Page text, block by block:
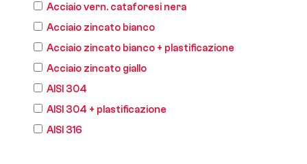
Acciaio vern. cataforesi nera
Acciaio zincato bianco
Acciaio zincato bianco + plastificazione
Acciaio zincato giallo
AISI 304
AISI 304 + plastificazione
AISI 316